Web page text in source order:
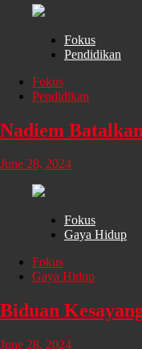
Fokus
Pendidikan
Fokus
Pendidikan
Nadiem
June 28, 2024
Fokus
Gaya Hidup
Fokus
Gaya Hidup
Biduan
June 28, 2024